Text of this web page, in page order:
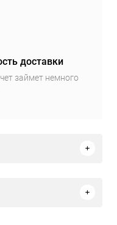
доставки
займет немного